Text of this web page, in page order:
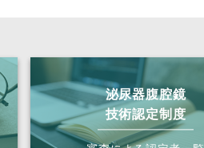
泌尿器腹腔鏡
技術認定制度